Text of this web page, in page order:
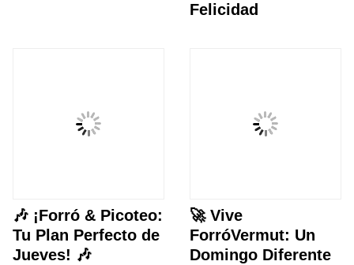
Felicidad
🎶 ¡Forró & Picoteo:
Tu Plan Perfecto de
Jueves! 🎶
🚀 Vive
ForróVermut: Un
Domingo Diferente